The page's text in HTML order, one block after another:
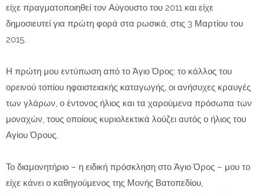
είχε πραγματοποιηθεί τον Αύγουστο του 2011 και είχε
δημοσιευτεί για πρώτη φορά στα ρωσικά, στις 3 Μαρτίου του
2015.
Η πρώτη μου εντύπωση από το Άγιο Όρος: το κάλλος του
ορεινού τοπίου ηφαιστειακής καταγωγής, οι ανήσυχες κραυγές
των γλάρων, ο έντονος ήλιος και τα χαρούμενα πρόσωπα των
μοναχών, τους οποίους κυριολεκτικά λούζει αυτός ο ήλιος του
Αγίου Όρους.
Το διαμονητήριο – η ειδική πρόσκληση στο Άγιο Όρος – μου το
είχε κάνει ο καθηγούμενος της Μονής Βατοπεδίου,